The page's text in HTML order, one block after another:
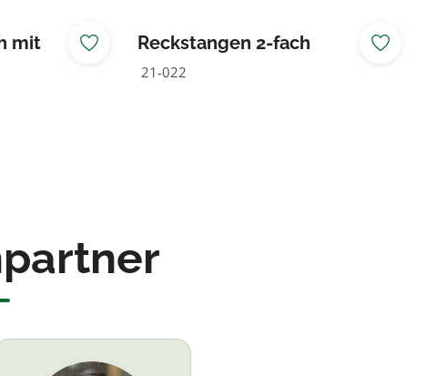
mit
Reckstangen 2-fach
21-022